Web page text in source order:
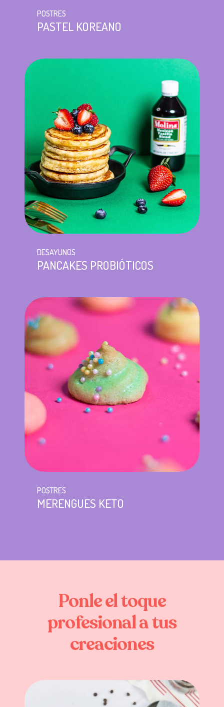
POSTRES
PASTEL KOREANO
DESAYUNOS
PANCAKES PROBIÓTICOS
POSTRES
MERENGUES KETO
Ponleeltoque
profesionalatus
creaciones